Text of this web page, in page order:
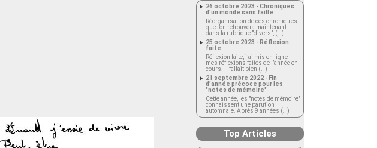
26 octobre 2023 - Chroniques
d’un monde sans faille
Réorganisation de ces chroniques,
que l’on retrouvera maintenant
dans la rubrique "divers", (…)
25 octobre 2023 - Réflexion
faite
Réflexion faite, j’ai mis en ligne
mes réflexions faites de l’année en
cours. Il fallait bien (…)
21 septembre 2022 - Fin
d’année précoce pour les
"notes de mémoire"
Cette année, les "notes de mémoire"
connaissent une parution
automnale. Après 9 années (…)
Top Articles